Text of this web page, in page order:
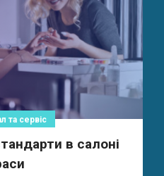
та сервіс
в салоні